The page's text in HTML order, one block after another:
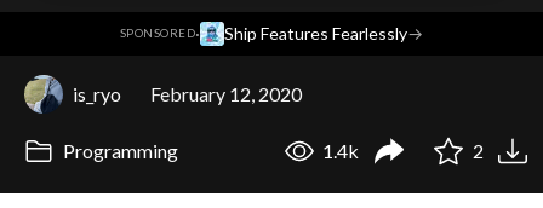
SPONSORED· Ship Features Fearlessly→
is_ryo February 12, 2020
Programming 1.4k 2